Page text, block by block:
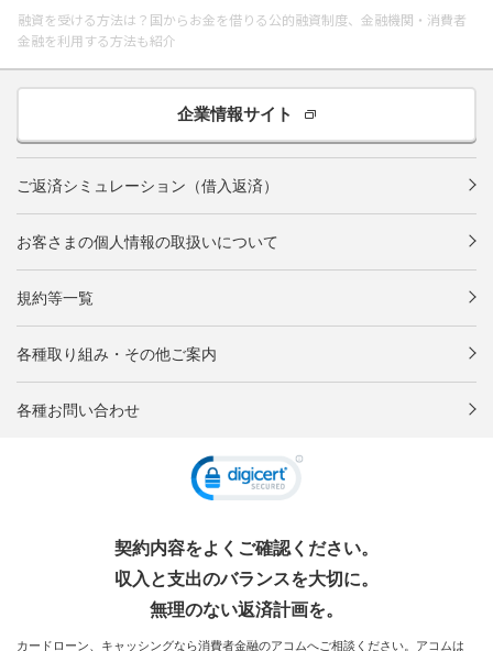
融資を受ける方法は？国からお金を借りる公的融資制度、金融機関・消費者
金融を利用する方法も紹介
企業情報サイト
ご返済シミュレーション（借入返済）
お客さまの個人情報の取扱いについて
規約等一覧
各種取り組み・その他ご案内
各種お問い合わせ
契約内容をよくご確認ください。
収入と支出のバランスを大切に。
無理のない返済計画を。
カードローン、キャッシングなら消費者金融のアコムへご相談ください。アコムは